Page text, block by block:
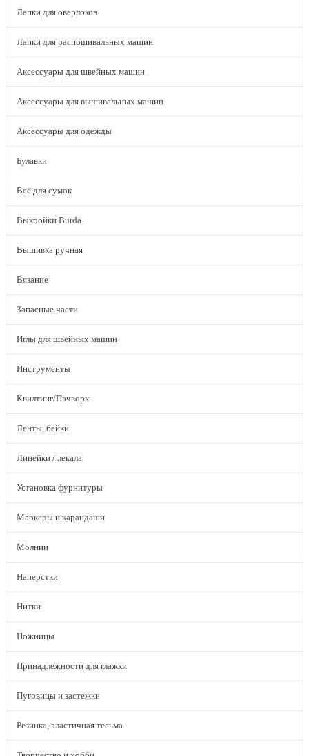
Лапки для оверлоков
Лапки для распошивальных машин
Аксессуары для швейных машин
Аксессуары для вышивальных машин
Аксессуары для одежды
Булавки
Всё для сумок
Выкройки Burda
Вышивка ручная
Вязание
Запасные части
Иглы для швейных машин
Инструменты
Квилтинг/Пэчворк
Ленты, бейки
Линейки / лекала
Установка фурнитуры
Маркеры и карандаши
Молнии
Наперстки
Нитки
Ножницы
Принадлежности для глажки
Пуговицы и застежки
Резинка, эластичная тесьма